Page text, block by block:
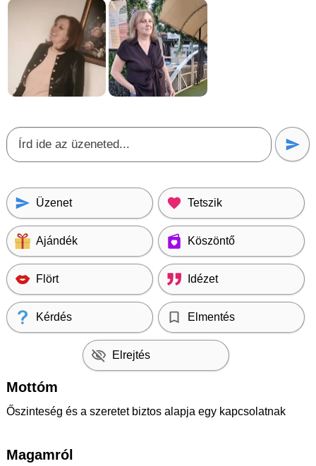
Üzenet Tetszik
Ajándék Köszöntő
Flört Idézet
Kérdés Elmentés
Elrejtés
Mottóm
Őszinteség és a szeretet biztos alapja egy kapcsolatnak
Magamról